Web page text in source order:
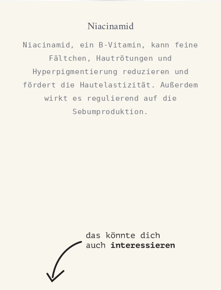
Niacinamid
Niacinamid, ein B-Vitamin, kann feine
Fältchen, Hautrötungen und
Hyperpigmentierung reduzieren und
fördert die Hautelastizität. Außerdem
wirkt es regulierend auf die
Sebumproduktion.